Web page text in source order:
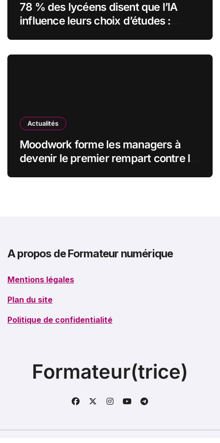
78 % des lycéens disent que l’IA
influence leurs choix d’études :
Actualités
Moodwork forme les managers à
devenir le premier rempart contre le
A propos de Formateur numérique
Mentions légales
Plan du site
Politique de confidentialité
Formateur(trice)